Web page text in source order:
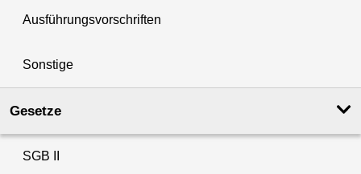
Ausführungsvorschriften
Sonstige
Gesetze
SGB II